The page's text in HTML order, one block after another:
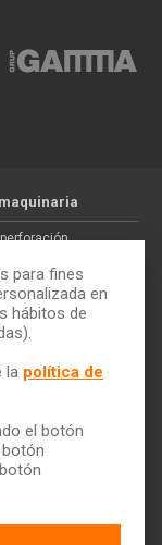
tierras
para fines
en
hábitos de
la política de
el botón